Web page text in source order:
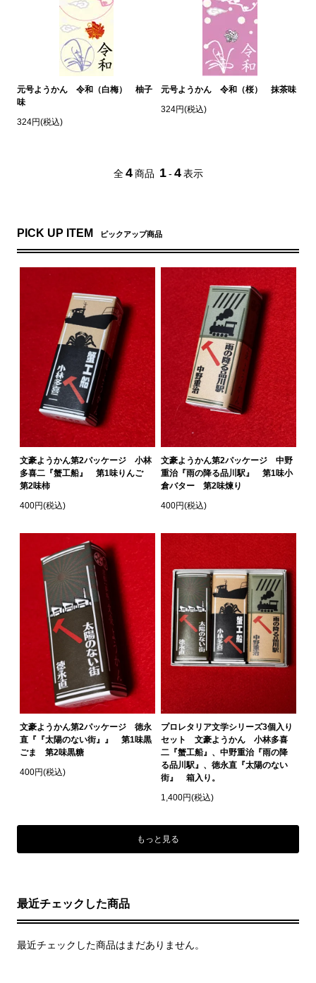
元号ようかん 令和（白梅） 柚子
味
324円(税込)
元号ようかん 令和（桜） 抹茶味
324円(税込)
全 4 商品 1 - 4 表示
PICK UP ITEM ピックアップ商品
文豪ようかん第2パッケージ 小林
多喜二『蟹工船』 第1味りんご
第2味柿
400円(税込)
文豪ようかん第2パッケージ 中野
重治『雨の降る品川駅』 第1味小
倉バター 第2味煉り
400円(税込)
文豪ようかん第2パッケージ 徳永
直『『太陽のない街』』 第1味黒
ごま 第2味黒糖
400円(税込)
プロレタリア文学シリーズ3個入り
セット 文豪ようかん 小林多喜
二『蟹工船』、中野重治『雨の降
る品川駅』、徳永直『太陽のない
街』 箱入り。
1,400円(税込)
もっと見る
最近チェックした商品
最近チェックした商品はまだありません。